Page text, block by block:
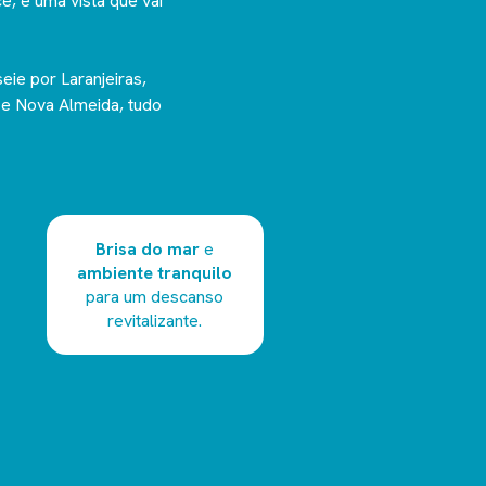
por Laranjeiras,
Nova Almeida, tudo
Brisa do mare
ambiente tranquilo
para um descanso
revitalizante.